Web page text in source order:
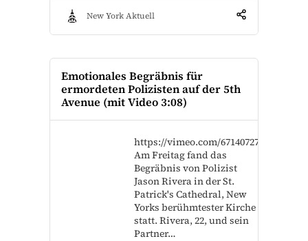
New York Aktuell
Emotionales Begräbnis für
ermordeten Polizisten auf der 5th
Avenue (mit Video 3:08)
https://vimeo.com/671407273
Am Freitag fand das
Begräbnis von Polizist
Jason Rivera in der St.
Patrick's Cathedral, New
Yorks berühmtester Kirche
statt. Rivera, 22, und sein
Partner…